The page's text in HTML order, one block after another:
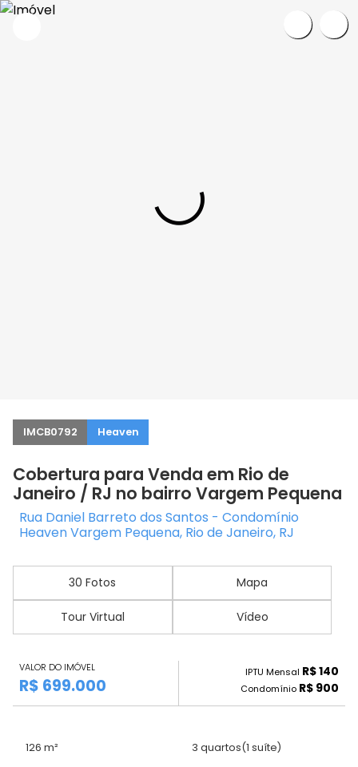
IMCB0792 Heaven
Cobertura para Venda em Rio de
Janeiro / RJ no bairro Vargem Pequena
Rua Daniel Barreto dos Santos - Condomínio
Heaven Vargem Pequena, Rio de Janeiro, RJ
30 Fotos Mapa
Tour Virtual Vídeo
VALOR DO IMÓVEL
R$ 699.000
IPTU Mensal R$ 140
Condomínio R$ 900
126 m² 3 quartos(1 suíte)